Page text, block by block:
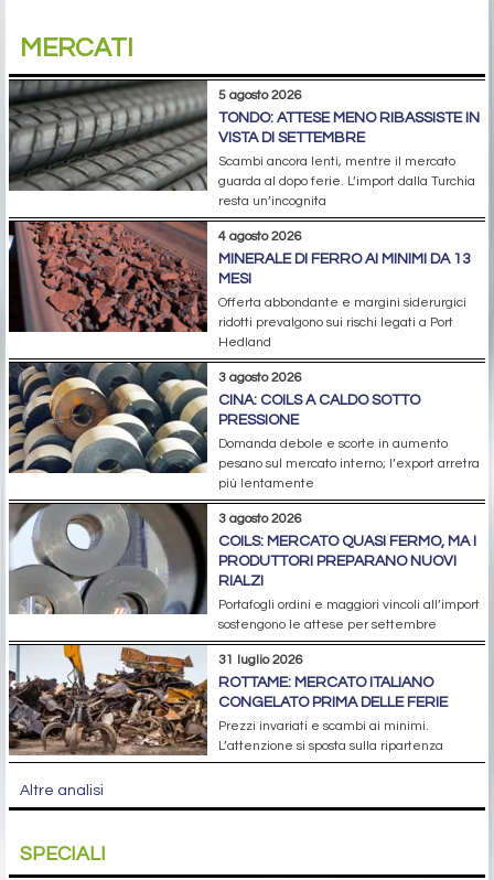
MERCATI
5 agosto 2026
TONDO: ATTESE MENO RIBASSISTE IN
VISTA DI SETTEMBRE
Scambi ancora lenti, mentre il mercato
guarda al dopo ferie. L’import dalla Turchia
resta un’incognita
4 agosto 2026
MINERALE DI FERRO AI MINIMI DA 13
MESI
Offerta abbondante e margini siderurgici
ridotti prevalgono sui rischi legati a Port
Hedland
3 agosto 2026
CINA: COILS A CALDO SOTTO
PRESSIONE
Domanda debole e scorte in aumento
pesano sul mercato interno; l’export arretra
più lentamente
3 agosto 2026
COILS: MERCATO QUASI FERMO, MA I
PRODUTTORI PREPARANO NUOVI
RIALZI
Portafogli ordini e maggiori vincoli all’import
sostengono le attese per settembre
31 luglio 2026
ROTTAME: MERCATO ITALIANO
CONGELATO PRIMA DELLE FERIE
Prezzi invariati e scambi ai minimi.
L’attenzione si sposta sulla ripartenza
Altre analisi
SPECIALI